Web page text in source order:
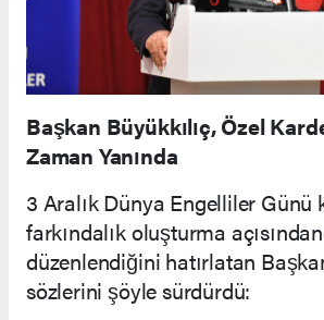
Başkan Büyükkılıç, Özel
Zaman Yanında
3 Aralık Dünya Engelliler Günü
farkındalık oluşturma
düzenlendiğini hatırlatan
sözlerini şöyle sürdürdü: